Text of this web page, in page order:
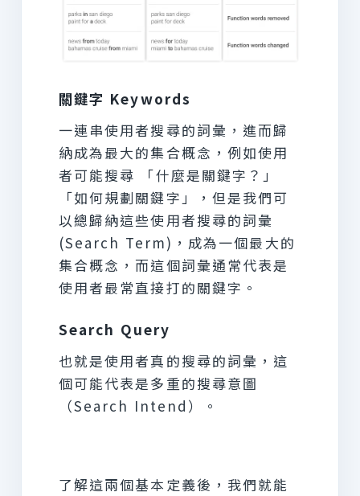
關鍵字 Keywords
一連串使用者搜尋的詞彙，進而歸
納成為最大的集合概念，例如使用
者可能搜尋 「什麼是關鍵字？」
「如何規劃關鍵字」，但是我們可
以總歸納這些使用者搜尋的詞彙
(Search Term)，成為一個最大的
集合概念，而這個詞彙通常代表是
使用者最常直接打的關鍵字。
Search Query
也就是使用者真的搜尋的詞彙，這
個可能代表是多重的搜尋意圖
（Search Intend）。
了解這兩個基本定義後，我們就能